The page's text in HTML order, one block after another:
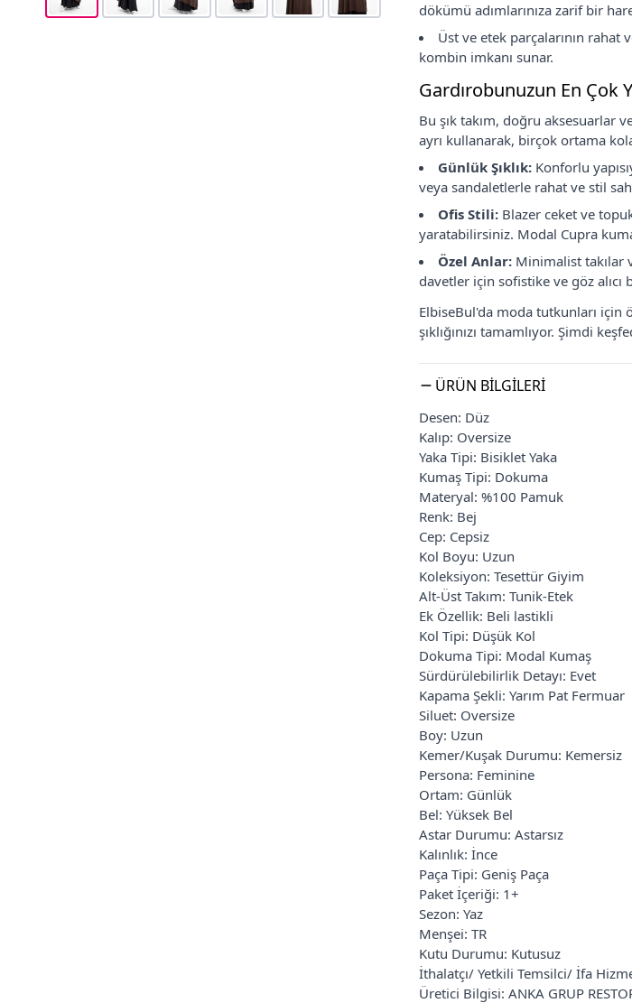
dökümü adımlarınıza zarif bir
Üst ve etek parçalarının
kombin imkanı sunar.
Gardırobunuzun En Çok
Bu şık takım, doğru aksesuarlar
ayrı kullanarak, birçok ortama
Günlük Şıklık: Konforlu
veya sandaletlerle rahat ve stil
Ofis Stili: Blazer ceket ve
yaratabilirsiniz. Modal Cupra
Özel Anlar: Minimalist takılar
davetler için sofistike ve göz alıcı
ElbiseBul'da moda tutkunları için
şıklığınızı tamamlıyor. Şimdi
ÜRÜN BILGILERI
Desen: Düz
Kalıp: Oversize
Yaka Tipi: Bisiklet Yaka
Kumaş Tipi: Dokuma
Materyal: %100 Pamuk
Renk: Bej
Cep: Cepsiz
Kol Boyu: Uzun
Koleksiyon: Tesettür Giyim
Alt-Üst Takım: Tunik-Etek
Ek Özellik: Beli lastikli
Kol Tipi: Düşük Kol
Dokuma Tipi: Modal Kumaş
Sürdürülebilirlik Detayı: Evet
Kapama Şekli: Yarım Pat Fermuar
Siluet: Oversize
Boy: Uzun
Kemer/Kuşak Durumu: Kemersiz
Persona: Feminine
Ortam: Günlük
Bel: Yüksek Bel
Astar Durumu: Astarsız
Kalınlık: İnce
Paça Tipi: Geniş Paça
Paket İçeriği: 1+
Sezon: Yaz
Menşei: TR
Kutu Durumu: Kutusuz
İthalatçı/ Yetkili Temsilci/ İfa Hizmet
Üretici Bilgisi: ANKA GRUP